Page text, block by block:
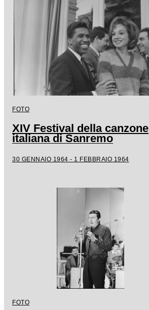
FOTO
XIV Festival della canzone
italiana di Sanremo
30 GENNAIO 1964 - 1 FEBBRAIO 1964
FOTO